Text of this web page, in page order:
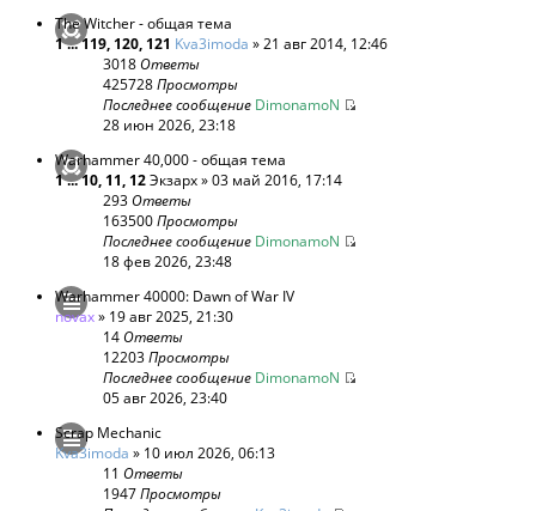
The Witcher - общая тема
1...119, 120, 121 Kva3imoda » 21 авг 2014, 12:46
3018Ответы
425728Просмотры
Последнее сообщение DimonamoN
28 июн 2026, 23:18
Warhammer 40,000 - общая тема
1...10, 11, 12Экзарх» 03 май 2016, 17:14
293Ответы
163500Просмотры
Последнее сообщение DimonamoN
18 фев 2026, 23:48
Warhammer 40000: Dawn of War IV
novax» 19 авг 2025, 21:30
14Ответы
12203Просмотры
Последнее сообщение DimonamoN
05 авг 2026, 23:40
Scrap Mechanic
Kva3imoda » 10 июл 2026, 06:13
11 Ответы
1947Просмотры